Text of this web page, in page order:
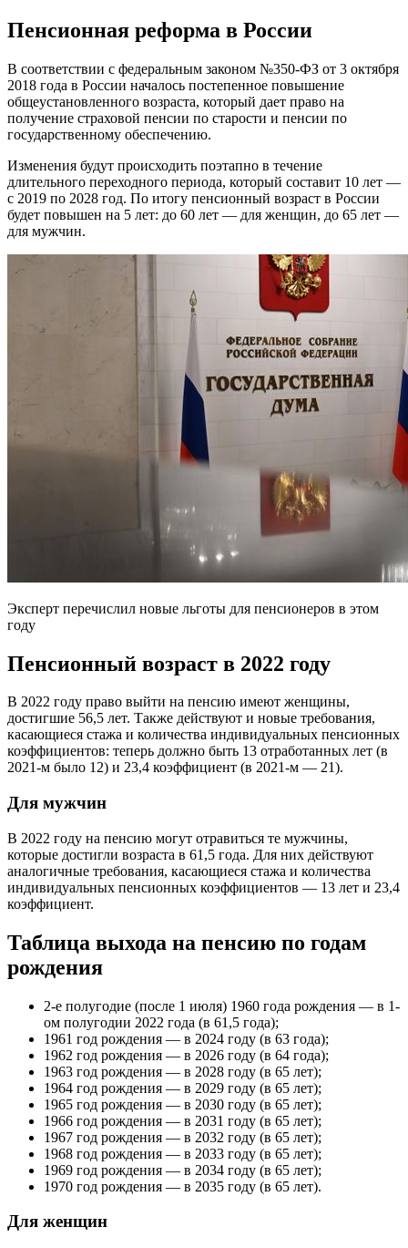
Пенсионная реформа в России
В соответствии с федеральным законом №350-ФЗ от 3 октября
2018 года в России началось постепенное повышение
общеустановленного возраста, который дает право на
получение страховой пенсии по старости и пенсии по
государственному обеспечению.
Изменения будут происходить поэтапно в течение
длительного переходного периода, который составит 10 лет —
с 2019 по 2028 год. По итогу пенсионный возраст в России
будет повышен на 5 лет: до 60 лет — для женщин, до 65 лет —
для мужчин.
Эксперт перечислил новые льготы для пенсионеров в этом
году
Пенсионный возраст в 2022 году
В 2022 году право выйти на пенсию имеют женщины,
достигшие 56,5 лет. Также действуют и новые требования,
касающиеся стажа и количества индивидуальных пенсионных
коэффициентов: теперь должно быть 13 отработанных лет (в
2021-м было 12) и 23,4 коэффициент (в 2021-м — 21).
Для мужчин
В 2022 году на пенсию могут отравиться те мужчины,
которые достигли возраста в 61,5 года. Для них действуют
аналогичные требования, касающиеся стажа и количества
индивидуальных пенсионных коэффициентов — 13 лет и 23,4
коэффициент.
Таблица выхода на пенсию по годам
рождения
2-е полугодие (после 1 июля) 1960 года рождения — в 1-
ом полугодии 2022 года (в 61,5 года);
1961 год рождения — в 2024 году (в 63 года);
1962 год рождения — в 2026 году (в 64 года);
1963 год рождения — в 2028 году (в 65 лет);
1964 год рождения — в 2029 году (в 65 лет);
1965 год рождения — в 2030 году (в 65 лет);
1966 год рождения — в 2031 году (в 65 лет);
1967 год рождения — в 2032 году (в 65 лет);
1968 год рождения — в 2033 году (в 65 лет);
1969 год рождения — в 2034 году (в 65 лет);
1970 год рождения — в 2035 году (в 65 лет).
Для женщин